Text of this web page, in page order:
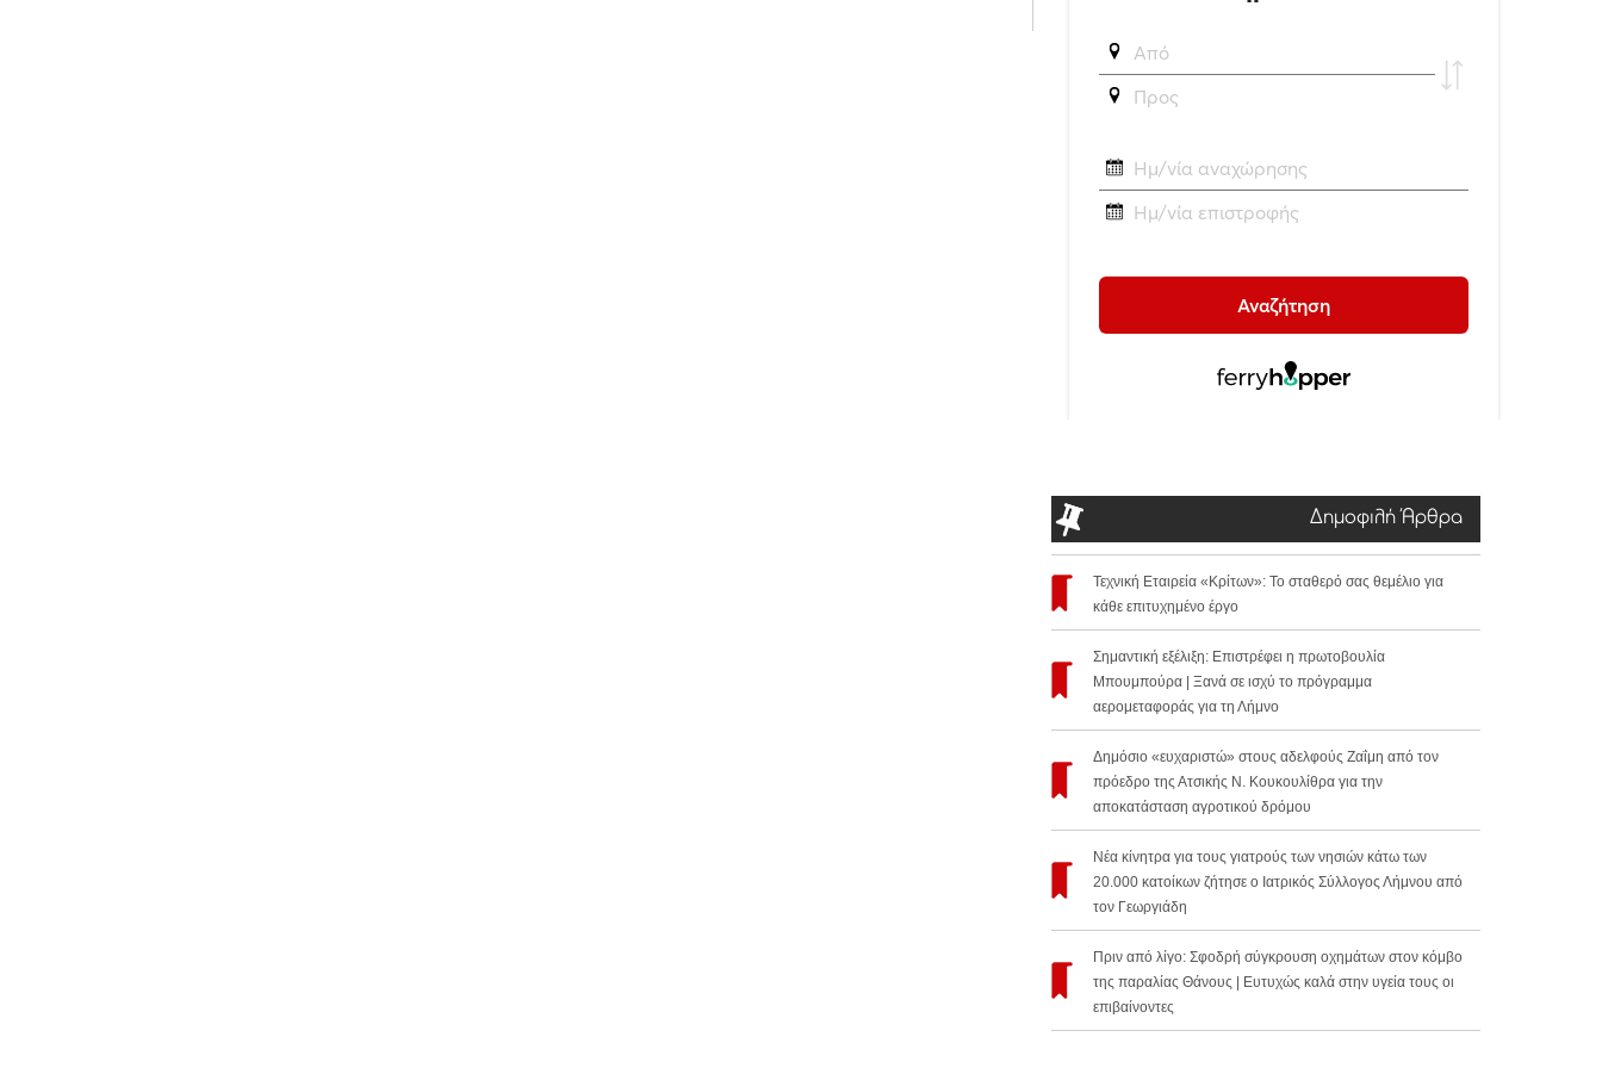
Δημοφιλή Άρθρα
Τεχνική Εταιρεία «Κρίτων»: Το σταθερό σας θεμέλιο για
κάθε επιτυχημένο έργο
Σημαντική εξέλιξη: Επιστρέφει η πρωτοβουλία
Μπουμπούρα | Ξανά σε ισχύ το πρόγραμμα
αερομεταφοράς για τη Λήμνο
Δημόσιο «ευχαριστώ» στους αδελφούς Ζαΐμη από τον
πρόεδρο της Ατσικής Ν. Κουκουλίθρα για την
αποκατάσταση αγροτικού δρόμου
Νέα κίνητρα για τους γιατρούς των νησιών κάτω των
20.000 κατοίκων ζήτησε ο Ιατρικός Σύλλογος Λήμνου από
τον Γεωργιάδη
Πριν από λίγο: Σφοδρή σύγκρουση οχημάτων στον κόμβο
της παραλίας Θάνους | Ευτυχώς καλά στην υγεία τους οι
επιβαίνοντες